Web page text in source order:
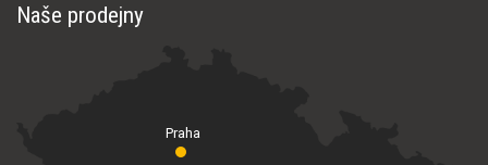
Naše prodejny
Praha